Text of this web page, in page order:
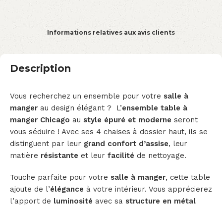
Informations relatives aux avis clients
Description
Vous recherchez un ensemble pour votre salle à
manger au design élégant ? L’ensemble table à
manger Chicago au style épuré et moderne seront
vous séduire ! Avec ses 4 chaises à dossier haut, ils se
distinguent par leur grand confort d’assise, leur
matière résistante et leur facilité de nettoyage.
Touche parfaite pour votre salle à manger, cette table
ajoute de l’élégance à votre intérieur. Vous apprécierez
l’apport de luminosité avec sa structure en métal